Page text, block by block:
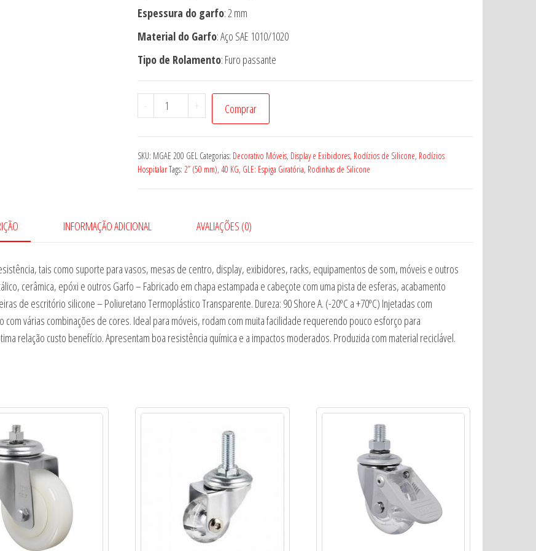
Espessura do garfo: 2 mm
Material do Garfo: Aço SAE 1010/1020
Tipo de Rolamento: Furo passante
-
Rodízio
-
200
GEL
+ Comprar
SKU: MGAE 200 GEL Categorias: Decorativo Móveis, Display e Exibidores, Rodízios de Silicone, Rodízios
HospitalarTags: 2” (50 mm), 40 KG, GLE: Espiga Giratória, Rodinhas de Silicone
INFORMAÇÃO ADICIONAL AVALIAÇÕES (0)
tais como suporte para vasos, mesas de centro, display, exibidores, racks, equipamentos de som, móveis e outros
cerâmica, epóxi e outros Garfo – Fabricado em chapa estampada e cabeçote com uma pista de esferas, acabamento
de escritório silicone – Poliuretano Termoplástico Transparente. Dureza: 90 Shore A. (-20ºC a +70ºC) Injetadas com
várias combinações de cores. Ideal para móveis, rodam com muita facilidade requerendo pouco esforço para
relação custo benefício. Apresentam boa resistência química e a impactos moderados. Produzida com material reciclável.